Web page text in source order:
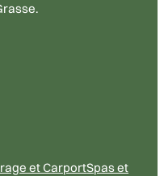
et CarportSpas et